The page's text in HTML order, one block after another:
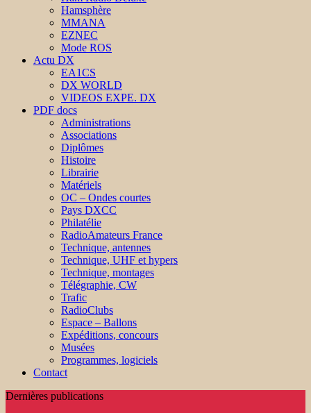
Hamsphère
MMANA
EZNEC
Mode ROS
Actu DX
EA1CS
DX WORLD
VIDEOS EXPE. DX
PDF docs
Administrations
Associations
Diplômes
Histoire
Librairie
Matériels
OC – Ondes courtes
Pays DXCC
Philatélie
RadioAmateurs France
Technique, antennes
Technique, UHF et hypers
Technique, montages
Télégraphie, CW
Trafic
RadioClubs
Espace – Ballons
Expéditions, concours
Musées
Programmes, logiciels
Contact
Dernières publications